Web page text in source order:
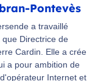
Pontevès
a travaillé
Directrice de
Cardin. Elle a crée
a pour ambition de
Internet et